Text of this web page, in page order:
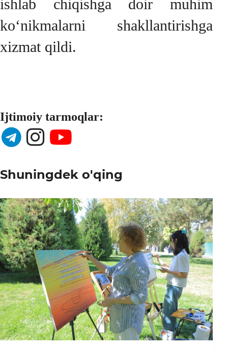
ishlab chiqishga doir muhim
ko‘nikmalarni shakllantirishga
xizmat qildi.
Ijtimoiy tarmoqlar:
Shuningdek o'qing